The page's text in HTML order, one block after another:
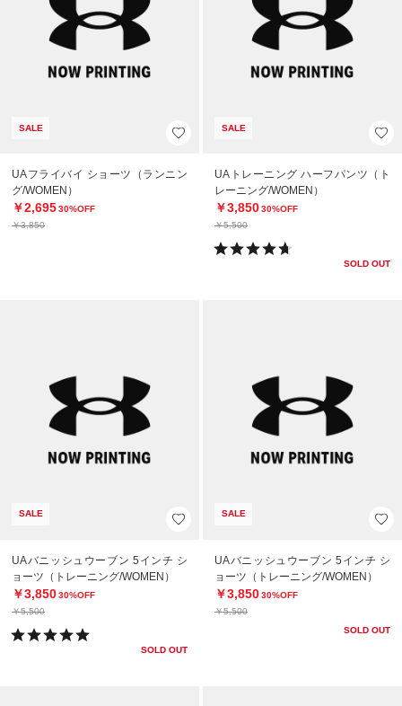
SALE
UAフライバイ ショーツ（ランニン
グ/WOMEN）
￥2,69530%OFF
￥3,850
SALE
UAトレーニング ハーフパンツ（ト
レーニング/WOMEN）
￥3,85030%OFF
￥5,500
SOLD OUT
SALE
UAバニッシュウーブン 5インチ シ
ョーツ（トレーニング/WOMEN）
￥3,85030%OFF
￥5,500
SOLD OUT
SALE
UAバニッシュウーブン 5インチ シ
ョーツ（トレーニング/WOMEN）
￥3,85030%OFF
￥5,500
SOLD OUT